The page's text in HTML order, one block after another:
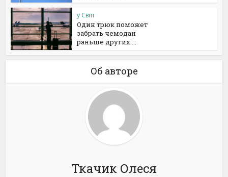
у Світі
Один трюк поможет
забрать чемодан
раньше других:...
Об авторе
Ткачик Олеся